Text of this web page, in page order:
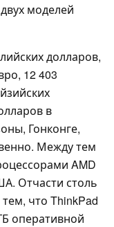
моделей
долларов,
12 403
в
Гонконге,
Между тем
AMD
Отчасти столь
что ThinkPad
оперативной